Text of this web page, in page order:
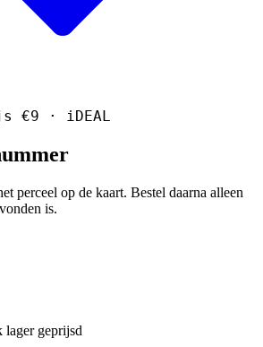
€9 · iDEAL
perceel op de kaart. Bestel daarna alleen
is.
geprijsd